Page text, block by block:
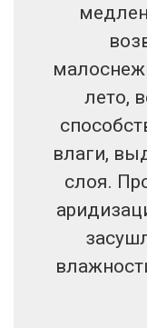
лето,
влаги,
слоя.